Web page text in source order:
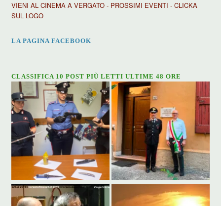
VIENI AL CINEMA A VERGATO - PROSSIMI EVENTI - CLICKA
SUL LOGO
LA PAGINA FACEBOOK
CLASSIFICA 10 POST PIÙ LETTI ULTIME 48 ORE